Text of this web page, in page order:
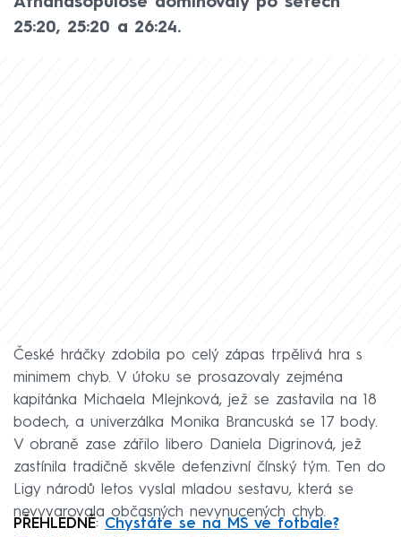
25:20, 25:20 a 26:24.
České hráčky zdobila po celý zápas trpělivá hra s
minimem chyb. V útoku se prosazovaly zejména
kapitánka Michaela Mlejnková, jež se zastavila na 18
bodech, a univerzálka Monika Brancuská se 17 body.
V obraně zase zářilo libero Daniela Digrinová, jež
zastínila tradičně skvěle defenzivní čínský tým. Ten do
Ligy národů letos vyslal mladou sestavu, která se
nevyvarovala občasných nevynucených chyb.
PŘEHLEDNĚ: Chystáte se na MS ve fotbale?